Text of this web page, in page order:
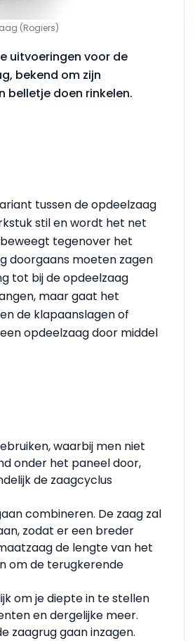
(Rogiers)
uitvoeringen voor de
bekend om zijn
belletje doen rinkelen.
tussen de opdeelzaag
stil en wordt het net
tegenover het
doorgaans moeten zagen
tot bij de opdeelzaag
maar gaat het
de klapaanslagen of
opdeelzaag door middel
waarbij men niet
onder het paneel door,
de zaagcyclus
combineren. De zaag zal
zodat er een breder
de lengte van het
om de terugkerende
om je diepte in te stellen
en dergelijke meer.
zaagrug gaan inzagen.